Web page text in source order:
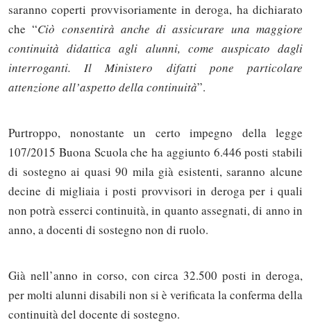
saranno coperti provvisoriamente in deroga, ha dichiarato
che “Ciò consentirà anche di assicurare una maggiore
continuità didattica agli alunni, come auspicato dagli
interroganti. Il Ministero difatti pone particolare
attenzione all’aspetto della continuità”.
Purtroppo, nonostante un certo impegno della legge
107/2015 Buona Scuola che ha aggiunto 6.446 posti stabili
di sostegno ai quasi 90 mila già esistenti, saranno alcune
decine di migliaia i posti provvisori in deroga per i quali
non potrà esserci continuità, in quanto assegnati, di anno in
anno, a docenti di sostegno non di ruolo.
Già nell’anno in corso, con circa 32.500 posti in deroga,
per molti alunni disabili non si è verificata la conferma della
continuità del docente di sostegno.